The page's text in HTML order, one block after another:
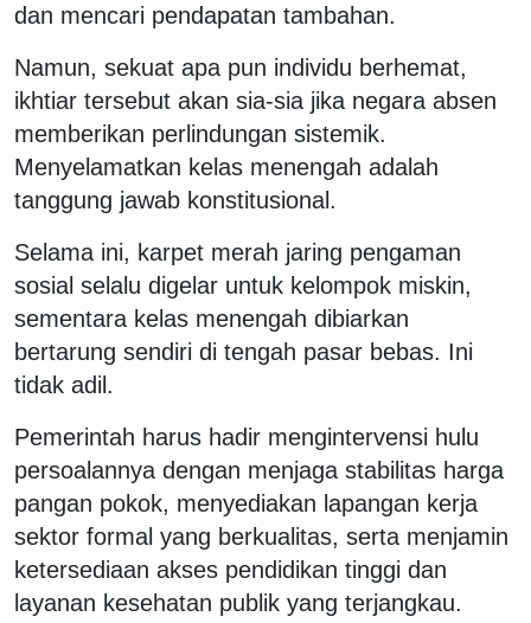
dan mencari pendapatan tambahan.
Namun, sekuat apa pun individu berhemat,
ikhtiar tersebut akan sia-sia jika negara absen
memberikan perlindungan sistemik.
Menyelamatkan kelas menengah adalah
tanggung jawab konstitusional.
Selama ini, karpet merah jaring pengaman
sosial selalu digelar untuk kelompok miskin,
sementara kelas menengah dibiarkan
bertarung sendiri di tengah pasar bebas. Ini
tidak adil.
Pemerintah harus hadir mengintervensi hulu
persoalannya dengan menjaga stabilitas harga
pangan pokok, menyediakan lapangan kerja
sektor formal yang berkualitas, serta menjamin
ketersediaan akses pendidikan tinggi dan
layanan kesehatan publik yang terjangkau.